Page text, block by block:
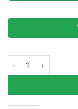
Giao Diện Website